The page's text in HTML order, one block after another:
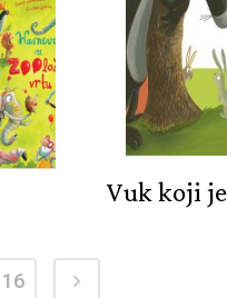
Vuk koji
16